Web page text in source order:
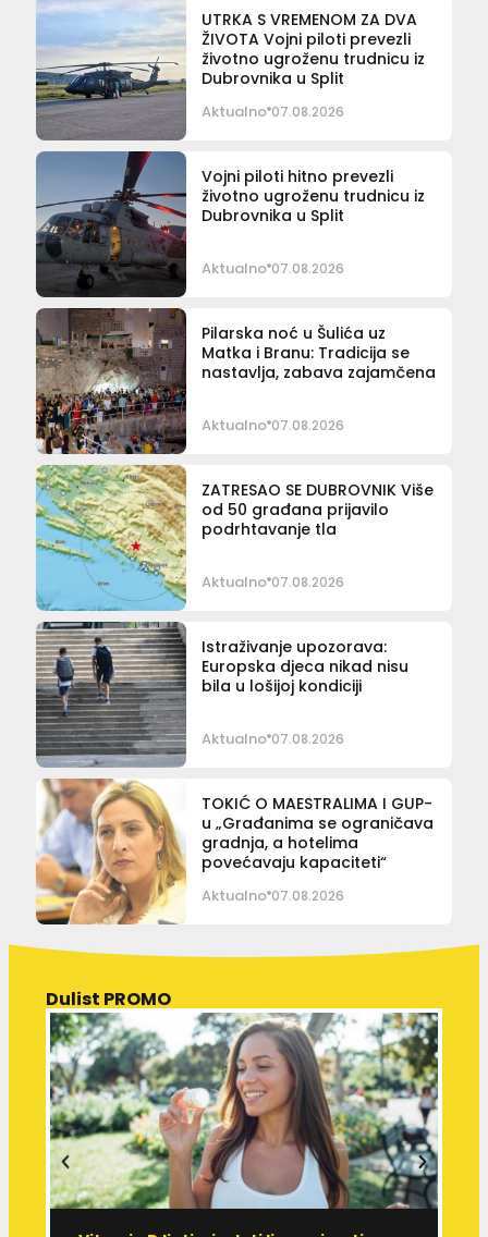
UTRKA S VREMENOM ZA DVA
ŽIVOTA Vojni piloti prevezli
životno ugroženu trudnicu iz
Dubrovnika u Split
Aktualno 07.08.2026
Vojni piloti hitno prevezli
životno ugroženu trudnicu iz
Dubrovnika u Split
Aktualno 07.08.2026
Pilarska noć u Šulića uz
Matka i Branu: Tradicija se
nastavlja, zabava zajamčena
Aktualno 07.08.2026
ZATRESAO SE DUBROVNIK Više
od 50 građana prijavilo
podrhtavanje tla
Aktualno 07.08.2026
Istraživanje upozorava:
Europska djeca nikad nisu
bila u lošijoj kondiciji
Aktualno 07.08.2026
TOKIĆ O MAESTRALIMA I GUP-
u „Građanima se ograničava
gradnja, a hotelima
povećavaju kapaciteti“
Aktualno 07.08.2026
Dulist PROMO